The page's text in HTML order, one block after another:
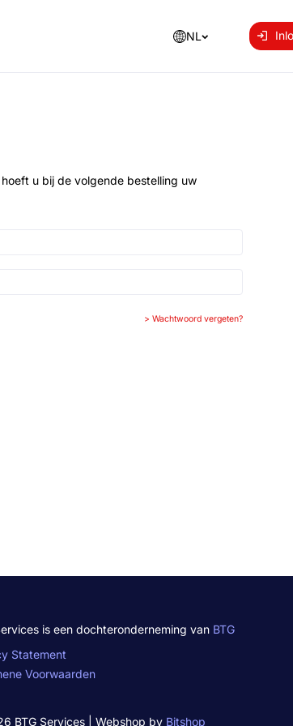
NL
u bij de volgende bestelling uw
>Wachtwoord vergeten?
is een dochteronderneming van BTG
Statement
Voorwaarden
BTG Services | Webshop by Bitshop